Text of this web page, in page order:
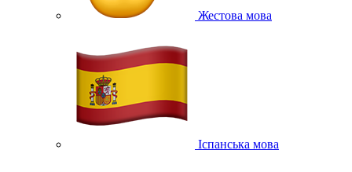
Жестова мова
Іспанська мова